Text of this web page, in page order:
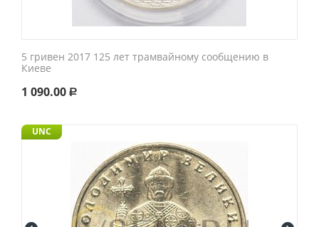
5 гривен 2017 125 лет трамвайному сообщению в
Киеве
1 090.00 Р
UNC